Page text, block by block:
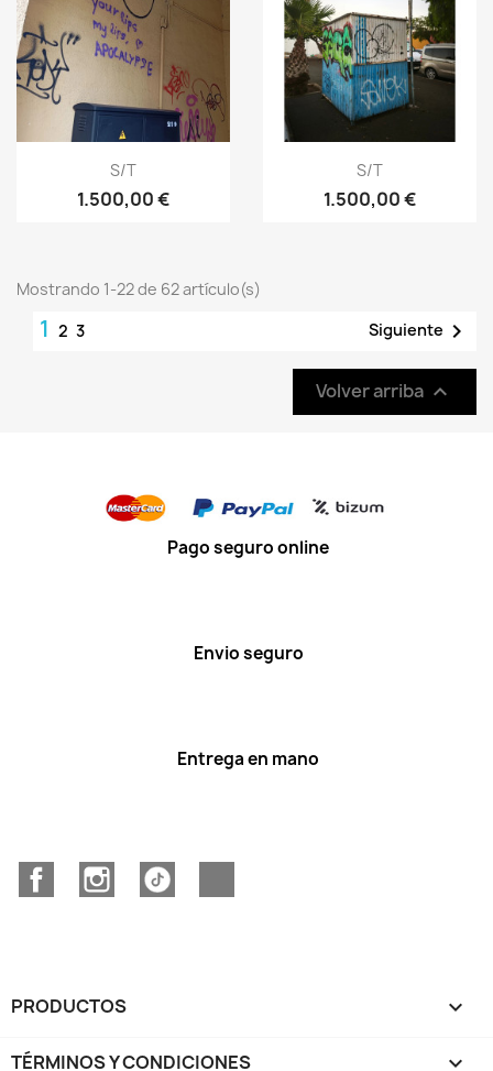
S/T
1.500,00 €
S/T
1.500,00 €
Mostrando 1-22 de 62 artículo(s)
1 2 3 Siguiente 
Volver arriba 
Pago seguro online
Envio seguro
Entrega en mano
FacebookInstagram
PRODUCTOS 
TÉRMINOS Y CONDICIONES 